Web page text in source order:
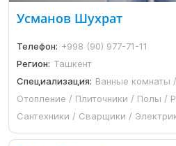
Усманов Шухрат
Телефон: +998 (90) 977-71-11
Регион: Ташкент
Специализация: Ванные комнаты
Отопление / Плиточники / Полы /
Сантехники / Сварщики /